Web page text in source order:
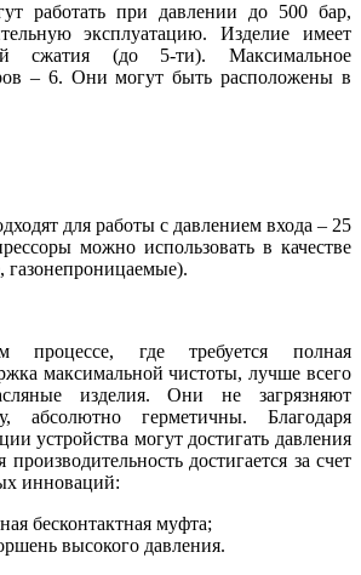
работать при давлении до 500 бар,
эксплуатацию. Изделие имеет
сжатия (до 5-ти). Максимальное
– 6. Они могут быть расположены в
для работы с давлением входа – 25
можно использовать в качестве
процессе, где требуется полная
максимальной чистоты, лучше всего
изделия. Они не загрязняют
абсолютно герметичны. Благодаря
устройства могут достигать давления
достигается за счет
инноваций:
бесконтактная муфта;
высокого давления.